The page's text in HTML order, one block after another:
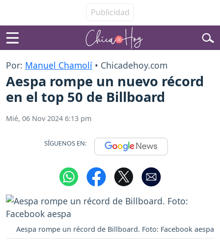
Por: Manuel Chamolí • Chicadehoy.com
Aespa rompe un nuevo récord
en el top 50 de Billboard
Mié, 06 Nov 2024 6:13 pm
SÍGUENOS EN:
Aespa rompe un récord de Billboard. Foto: Facebook aespa